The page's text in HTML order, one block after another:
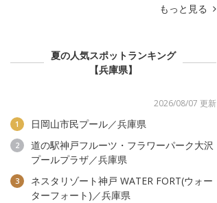
もっと見る
夏の人気スポットランキング
【兵庫県】
2026/08/07 更新
1 日岡山市民プール／兵庫県
2
道の駅神戸フルーツ・フラワーパーク大沢
プールプラザ／兵庫県
3
ネスタリゾート神戸 WATER FORT(ウォー
ターフォート)／兵庫県